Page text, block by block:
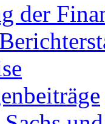
der